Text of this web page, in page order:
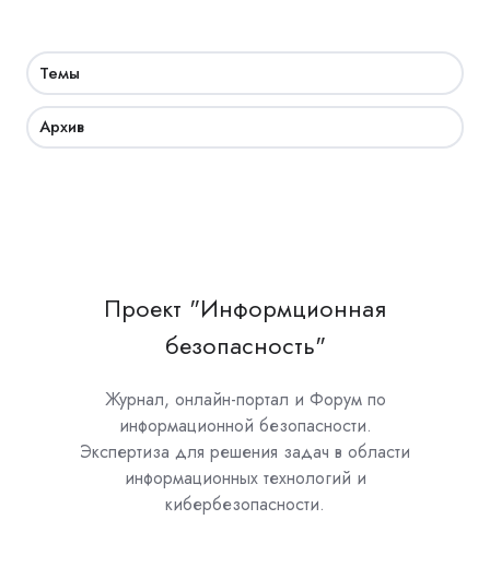
Темы
Архив
Проект "Информционная
безопасность"
Журнал, онлайн-портал и Форум по
информационной безопасности.
Экспертиза для решения задач в области
информационных технологий и
кибербезопасности.